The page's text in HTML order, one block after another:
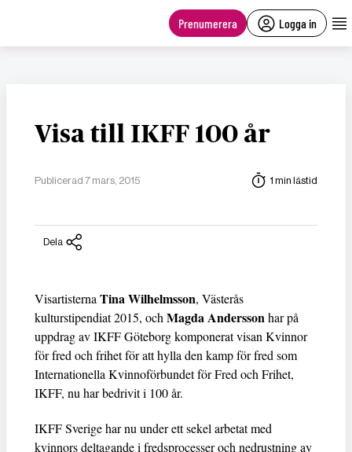
Prenumerera Logga in
Visa till IKFF 100 år
Publicerad 7 mars, 2015 1 min lästid
Dela
Visartisterna Tina Wilhelmsson, Västerås
kulturstipendiat 2015, och Magda Anderssonhar på
uppdrag av IKFF Göteborg komponerat visan Kvinnor
för fred och frihet för att hylla den kamp för fred som
Internationella Kvinnoförbundet för Fred och Frihet,
IKFF, nu har bedrivit i 100 år.
IKFF Sverige har nu under ett sekel arbetat med
kvinnors deltagande i fredsprocesser och nedrustning av